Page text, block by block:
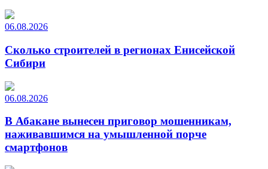
06.08.2026
Сколько строителей в регионах Енисейской
Сибири
06.08.2026
В Абакане вынесен приговор мошенникам,
наживавшимся на умышленной порче
смартфонов